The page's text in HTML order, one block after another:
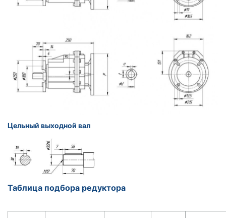
Цельный выходной вал
Таблица подбора редуктора